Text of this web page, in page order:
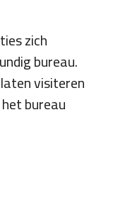
zich
bureau.
visiteren
bureau